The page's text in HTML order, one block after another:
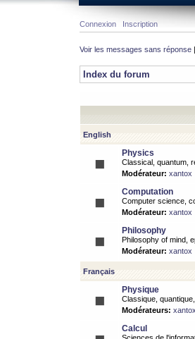
Connexion Inscription
Voir les messages sans réponse |
Index du forum
English
Physics
Classical, quantum,
Modérateur: xantox
Computation
Computer science,
Modérateur: xantox
Philosophy
Philosophy of mind,
Modérateur: xantox
Français
Physique
Classique,
Modérateurs: xantox
Calcul